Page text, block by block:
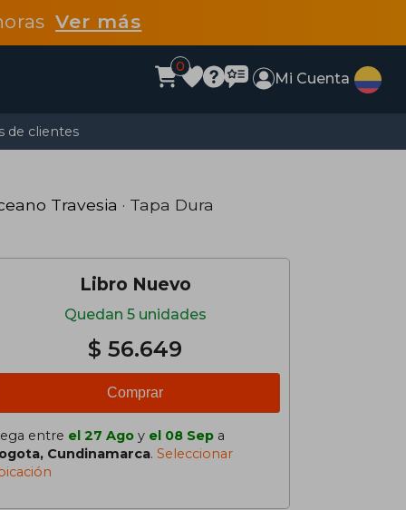
Ver más
0
Mi Cuenta
de clientes
Travesia · Tapa Dura
Libro Nuevo
Quedan 5 unidades
$ 56.649
Comprar
entre el 27 Ago y el 08 Sep a
Cundinamarca. Seleccionar